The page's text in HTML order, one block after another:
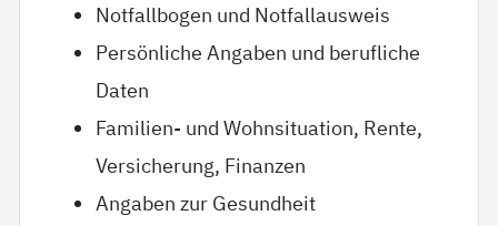
Notfallbogen und Notfallausweis
Persönliche Angaben und berufliche
Daten
Familien- und Wohnsituation, Rente,
Versicherung, Finanzen
Angaben zur Gesundheit